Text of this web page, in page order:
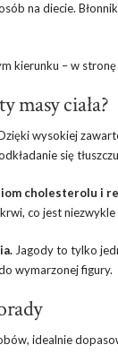
na diecie.
kierunku – w
masy ciała?
wysokiej
się
cholesterolu i
co jest
Jagody to tylko
wymarzonej figury.
idealnie